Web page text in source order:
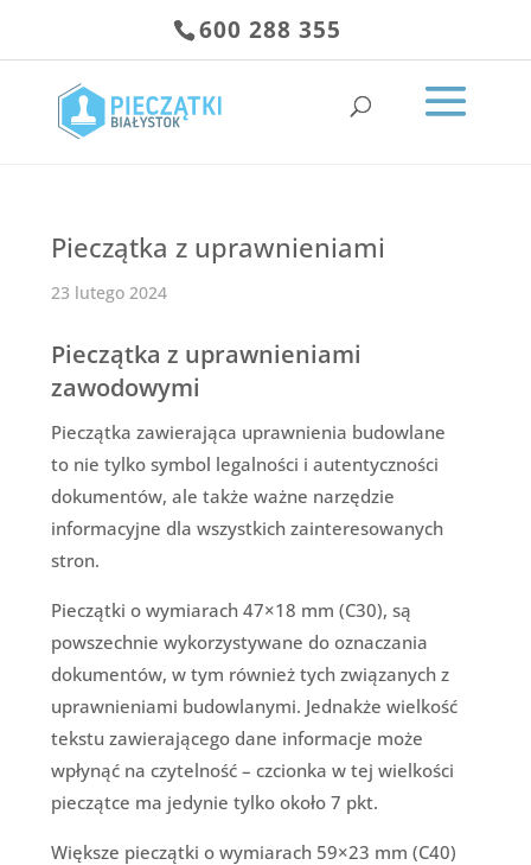
600 288 355
Pieczątka z uprawnieniami
23 lutego 2024
Pieczątka z uprawnieniami
zawodowymi
Pieczątka zawierająca uprawnienia budowlane
to nie tylko symbol legalności i autentyczności
dokumentów, ale także ważne narzędzie
informacyjne dla wszystkich zainteresowanych
stron.
Pieczątki o wymiarach 47×18 mm (C30), są
powszechnie wykorzystywane do oznaczania
dokumentów, w tym również tych związanych z
uprawnieniami budowlanymi. Jednakże wielkość
tekstu zawierającego dane informacje może
wpłynąć na czytelność – czcionka w tej wielkości
pieczątce ma jedynie tylko około 7 pkt.
Większe pieczątki o wymiarach 59×23 mm (C40)